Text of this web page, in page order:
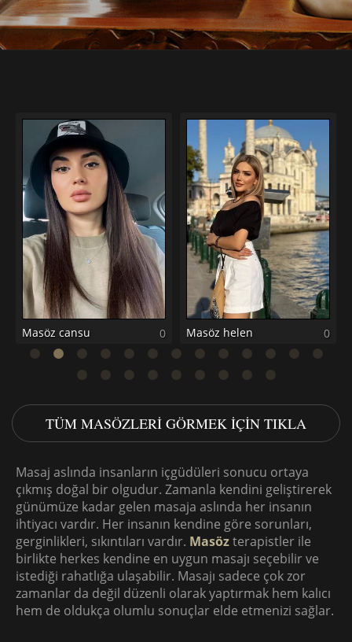
Masöz cansu 0 Masöz helen 0
TÜM MASÖZLERI GÖRMEK IÇIN TIKLA
Masaj aslında insanların içgüdüleri sonucu ortaya
çıkmış doğal bir olgudur. Zamanla kendini geliştirerek
günümüze kadar gelen masaja aslında her insanın
ihtiyacı vardır. Her insanın kendine göre sorunları,
gerginlikleri, sıkıntıları vardır. Masözterapistler ile
birlikte herkes kendine en uygun masajı seçebilir ve
istediği rahatlığa ulaşabilir. Masajı sadece çok zor
zamanlar da değil düzenli olarak yaptırmak hem kalıcı
hem de oldukça olumlu sonuçlar elde etmenizi sağlar.